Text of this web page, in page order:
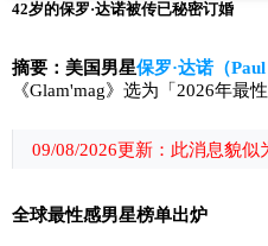
42岁的保罗·达诺被传已秘密订婚
摘要：美国男星保罗·达诺（Paul
《Glam'mag》选为「2026年最
09/08/2026更新：此消息貌似
全球最性感男星榜单出炉